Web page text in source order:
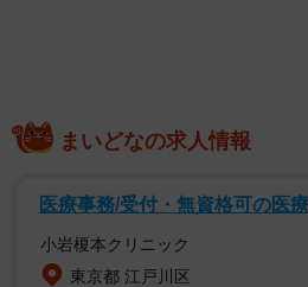
12歳年下の妻はAIを楽しみ付いていけ
（ponta1414/stock.adobe.com）
まいどなの求人情報
医療事務/受付・無資格可の医
小岩榎本クリニック
東京都 江戸川区